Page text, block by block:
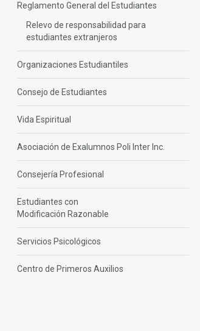
Reglamento General del Estudiantes
Relevo de responsabilidad para
estudiantes extranjeros
Organizaciones Estudiantiles
Consejo de Estudiantes
Vida Espiritual
Asociación de Exalumnos Poli Inter Inc.
Consejería Profesional
Estudiantes con
Modificación Razonable
Servicios Psicológicos
Centro de Primeros Auxilios